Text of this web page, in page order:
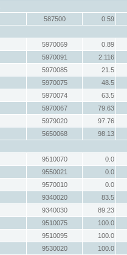
587500
0.59
5970069
0.89
5970091
2.116
5970085
21.5
5970075
48.5
5970074
63.5
5970067
79.63
5979020
97.76
5650068
98.13
9510070
0.0
9550021
0.0
9570010
0.0
9340020
83.5
9340030
89.23
9510075
100.0
9510095
100.0
9530020 100.0